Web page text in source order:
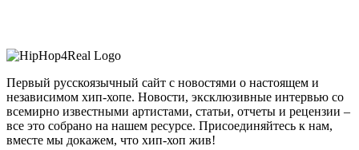
Первый русскоязычный сайт с новостями о настоящем и
независимом хип-хопе. Новости, эксклюзивные интервью со
всемирно известными артистами, статьи, отчеты и рецензии –
все это собрано на нашем ресурсе. Присоединяйтесь к нам,
вместе мы докажем, что хип-хоп жив!